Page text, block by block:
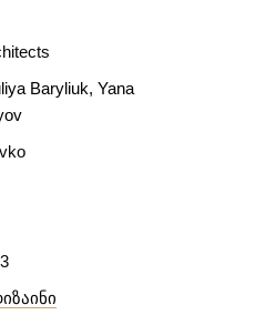
Baryliuk Yana